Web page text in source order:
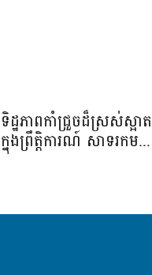
ទិដ្ឋភាពកាំជ្រួចដ៏ស្រស់ស្អាត​
ក្នុងព្រឹត្តិការណ៍​ សាទរកម...